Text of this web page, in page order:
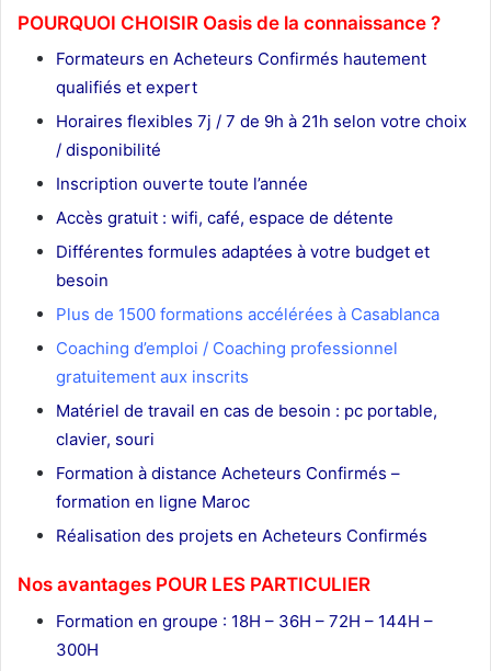
POURQUOI CHOISIR Oasis de la connaissance ?
Formateurs en Acheteurs Confirmés hautement
qualifiés et expert
Horaires flexibles 7j / 7 de 9h à 21h selon votre choix
/ disponibilité
Inscription ouverte toute l’année
Accès gratuit : wifi, café, espace de détente
Différentes formules adaptées à votre budget et
besoin
Plus de 1500 formations accélérées à Casablanca
Coaching d’emploi / Coaching professionnel
gratuitement aux inscrits
Matériel de travail en cas de besoin : pc portable,
clavier, souri
Formation à distance Acheteurs Confirmés –
formation en ligne Maroc
Réalisation des projets en Acheteurs Confirmés
Nos avantages POUR LES PARTICULIER
Formation en groupe : 18H – 36H – 72H – 144H –
300H